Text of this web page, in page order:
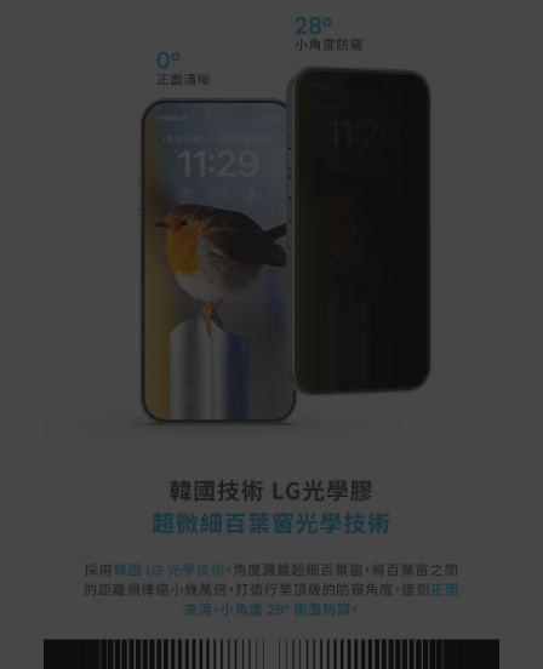
信用卡一次付清：支援Visa、Master Card及JCB卡
信用卡分期付款：限指定商品使用，滿1千享3期0利
率/滿1萬享3期0利率/滿3萬享12期0利率
銀行帳戶轉帳：使用一次性虛擬帳戶
LINEPAY(含iPASS MONEY)
Apple Pay：須使用行動裝置
Samsung Wallet (原Samsung Pay)：須使用行動裝